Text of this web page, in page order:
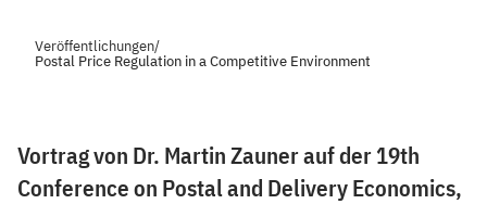
Veröffentlichungen/
Postal Price Regulation in a Competitive Environment
Vortrag von Dr. Martin Zauner auf der 19th
Conference on Postal and Delivery Economics,